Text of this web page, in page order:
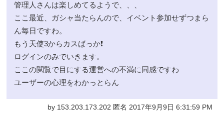
管理人さんは楽しめてるようで、、、
ここ最近、ガシャ当たらんので、イベント参加せずつまら
ん毎日ですわ。
もう天使3からカスばっか❗
ログインのみでいきます。
ここの閲覧で目にする運営への不満に同感ですわ
ユーザーの心理をわかっとらん
by 153.203.173.202 匿名 2017年9月9日 6:31:59 PM